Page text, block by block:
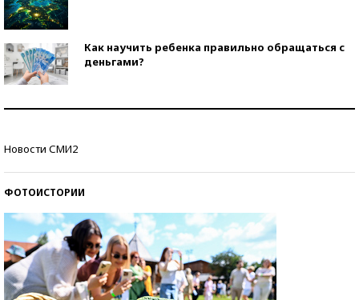
Как научить ребенка правильно обращаться с
деньгами?
Новости СМИ2
ФОТОИСТОРИИ